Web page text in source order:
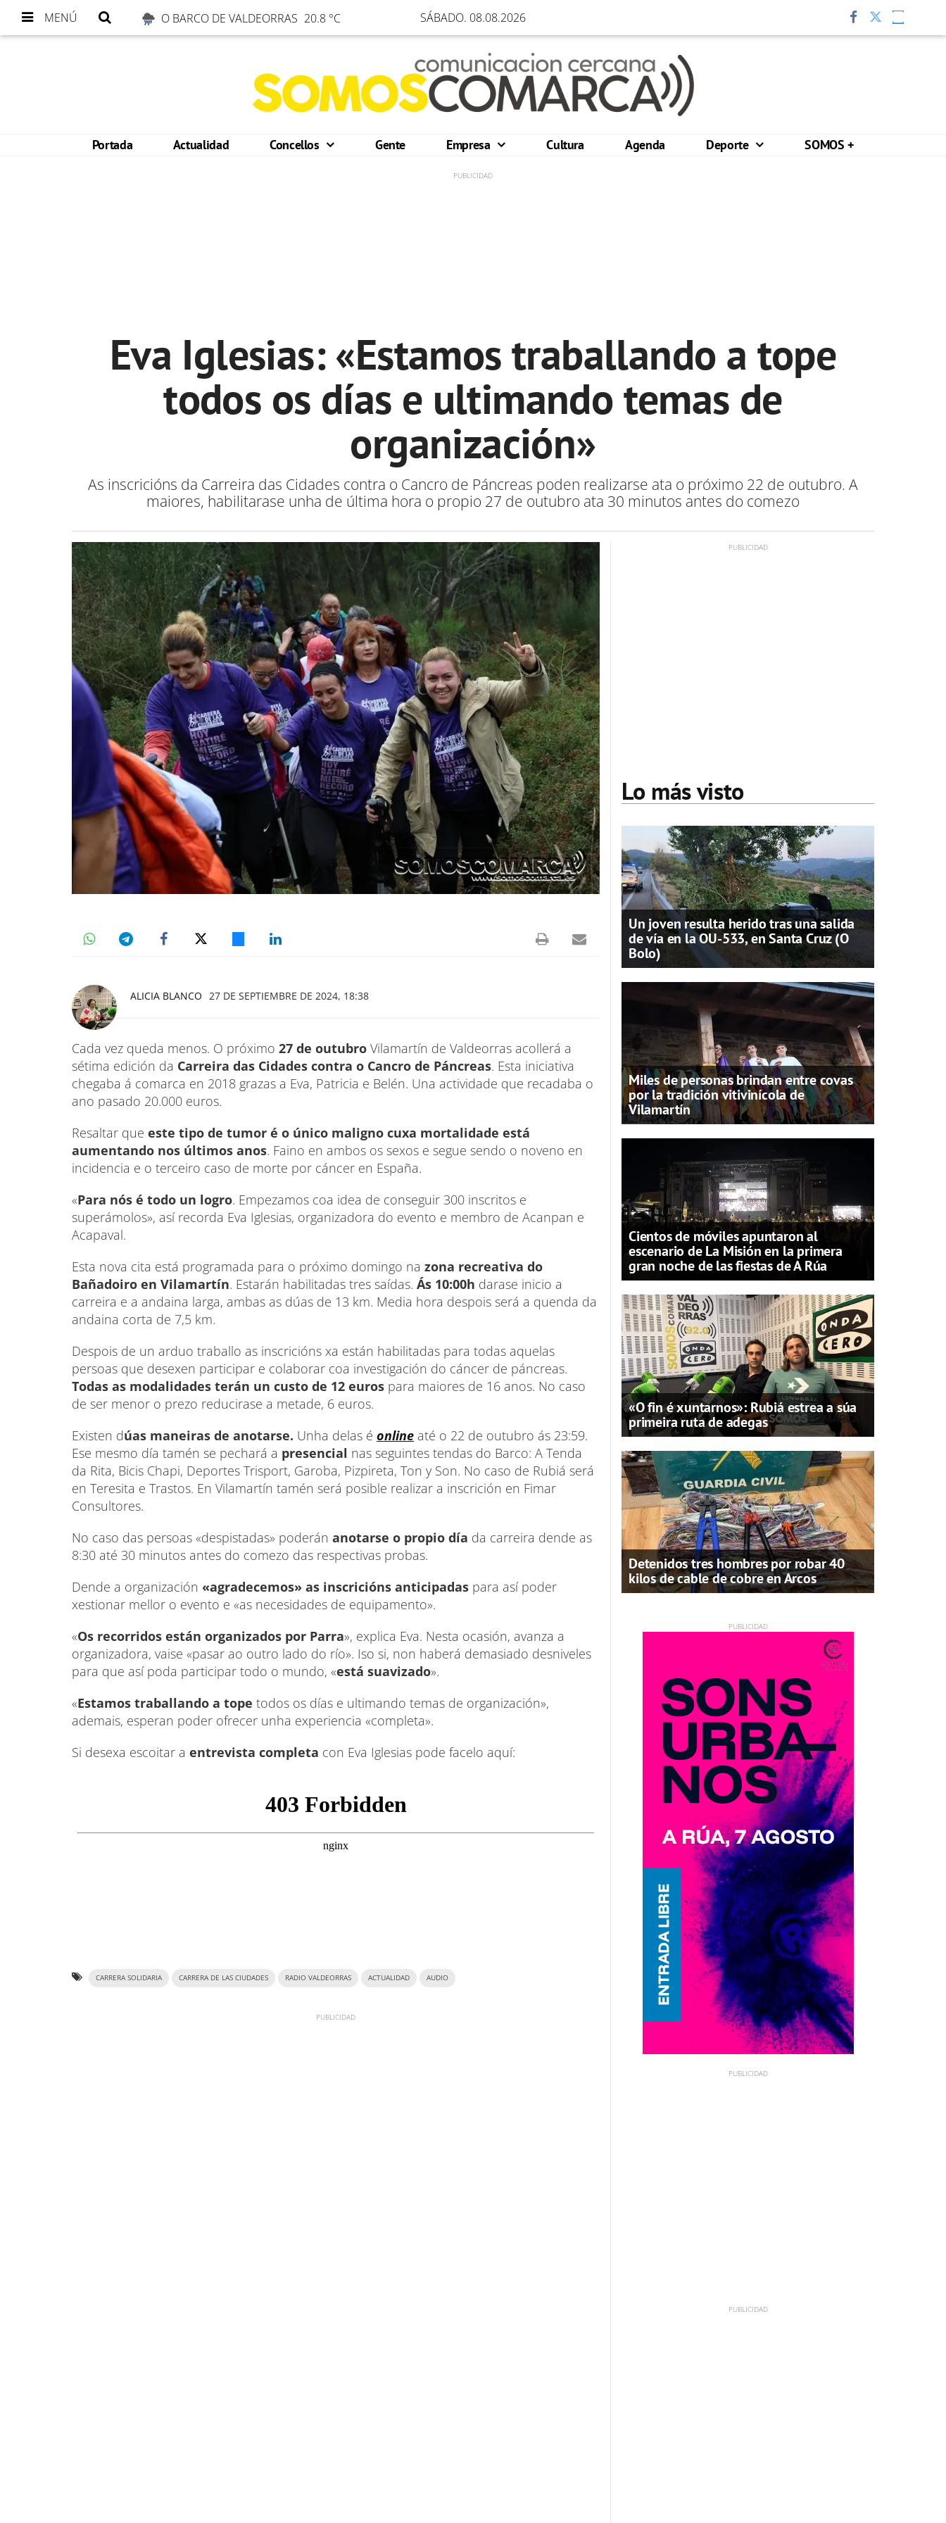
MENÚ O BARCO DE VALDEORRAS 20.8 °C SÁBADO. 08.08.2026
Portada Actualidad Concellos Gente Empresa Cultura Agenda Deporte SOMOS +
Eva Iglesias: «Estamos traballando a tope
todos os días e ultimando temas de
organización»
As inscricións da Carreira das Cidades contra o Cancro de Páncreas poden realizarse ata o próximo 22 de outubro. A
maiores, habilitarase unha de última hora o propio 27 de outubro ata 30 minutos antes do comezo
ALICIA BLANCO 27 DE SEPTIEMBRE DE 2024, 18:38
Cada vez queda menos. O próximo 27 de outubro Vilamartín de Valdeorras acollerá a
sétima edición da Carreira das Cidades contra o Cancro de Páncreas. Esta iniciativa
chegaba á comarca en 2018 grazas a Eva, Patricia e Belén. Una actividade que recadaba o
ano pasado 20.000 euros.
Resaltar que este tipo de tumor é o único maligno cuxa mortalidade está
aumentando nos últimos anos. Faino en ambos os sexos e segue sendo o noveno en
incidencia e o terceiro caso de morte por cáncer en España.
«Para nós é todo un logro. Empezamos coa idea de conseguir 300 inscritos e
superámolos», así recorda Eva Iglesias, organizadora do evento e membro de Acanpan e
Acapaval.
Esta nova cita está programada para o próximo domingo na zona recreativa do
Bañadoiro en Vilamartín. Estarán habilitadas tres saídas. Ás 10:00h darase inicio a
carreira e a andaina larga, ambas as dúas de 13 km. Media hora despois será a quenda da
andaina corta de 7,5 km.
Despois de un arduo traballo as inscricións xa están habilitadas para todas aquelas
persoas que desexen participar e colaborar coa investigación do cáncer de páncreas.
Todas as modalidades terán un custo de 12 euros para maiores de 16 anos. No caso
de ser menor o prezo reducirase a metade, 6 euros.
Existen dúas maneiras de anotarse. Unha delas é online até o 22 de outubro ás 23:59.
Ese mesmo día tamén se pechará a presencial nas seguintes tendas do Barco: A Tenda
da Rita, Bicis Chapi, Deportes Trisport, Garoba, Pizpireta, Ton y Son. No caso de Rubiá será
en Teresita e Trastos. En Vilamartín tamén será posible realizar a inscrición en Fimar
Consultores.
No caso das persoas «despistadas» poderán anotarse o propio día da carreira dende as
8:30 até 30 minutos antes do comezo das respectivas probas.
Dende a organización «agradecemos» as inscricións anticipadas para así poder
xestionar mellor o evento e «as necesidades de equipamento».
«Os recorridos están organizados por Parra», explica Eva. Nesta ocasión, avanza a
organizadora, vaise «pasar ao outro lado do río». Iso si, non haberá demasiado desniveles
para que así poda participar todo o mundo, «está suavizado».
«Estamos traballando a tope todos os días e ultimando temas de organización»,
ademais, esperan poder ofrecer unha experiencia «completa».
Si desexa escoitar a entrevista completa con Eva Iglesias pode facelo aquí:
CARRERA SOLIDARIA CARRERA DE LAS CIUDADES RADIO VALDEORRAS ACTUALIDAD AUDIO
Lo más visto
Un joven resulta herido tras una salida
de vía en la OU-533, en Santa Cruz (O
Bolo)
Miles de personas brindan entre covas
por la tradición vitivinícola de
Vilamartín
Cientos de móviles apuntaron al
escenario de La Misión en la primera
gran noche de las fiestas de A Rúa
«O fin é xuntarnos»: Rubiá estrea a súa
primeira ruta de adegas
Detenidos tres hombres por robar 40
kilos de cable de cobre en Arcos